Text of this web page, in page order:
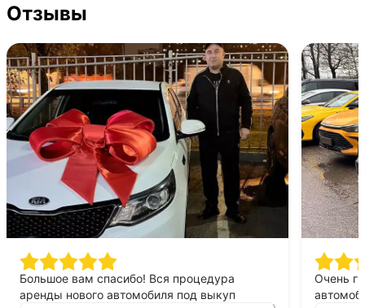
Отзывы
Большое вам спасибо! Вся процедура
аренды нового автомобиля под выкуп
Очень